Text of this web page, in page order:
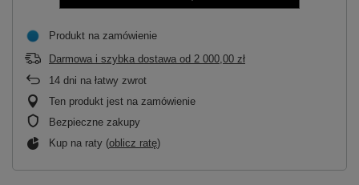
Produkt na zamówienie
Darmowa i szybka dostawa od 2 000,00 zł
14 dni na łatwy zwrot
Ten produkt jest na zamówienie
Bezpieczne zakupy
Kup na raty (oblicz ratę)